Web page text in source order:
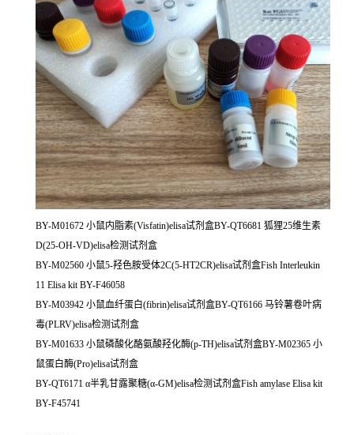
BY-M01672 小鼠内脂素(Visfatin)elisa试剂盒BY-QT6681 狐狸25维生素
D(25-OH-VD)elisa检测试剂盒
BY-M02560 小鼠5-羟色胺受体2C(5-HT2CR)elisa试剂盒Fish Interleukin
11 Elisa kit BY-F46058
BY-M03942 小鼠血纤蛋白(fibrin)elisa试剂盒BY-QT6166 马铃薯卷叶病
毒(PLRV)elisa检测试剂盒
BY-M01633 小鼠磷酸化酪氨酸羟化酶(p-TH)elisa试剂盒BY-M02365 小
鼠蛋白酶(Pro)elisa试剂盒
BY-QT6171 α半乳甘露聚糖(α-GM)elisa检测试剂盒Fish amylase Elisa kit
BY-F45741